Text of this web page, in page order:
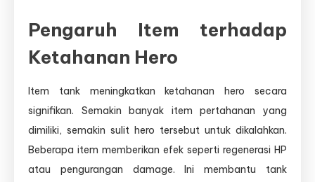
Pengaruh Item terhadap
Ketahanan Hero
Item tank meningkatkan ketahanan hero secara
signifikan. Semakin banyak item pertahanan yang
dimiliki, semakin sulit hero tersebut untuk dikalahkan.
Beberapa item memberikan efek seperti regenerasi HP
atau pengurangan damage. Ini membantu tank